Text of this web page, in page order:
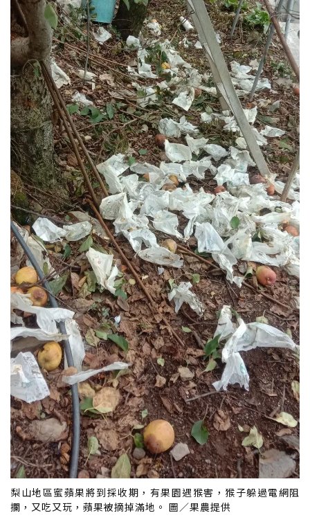
梨山地區蜜蘋果將到採收期，有果園遇猴害，猴子躲過電網阻
攔，又吃又玩，蘋果被摘掉滿地。 圖／果農提供